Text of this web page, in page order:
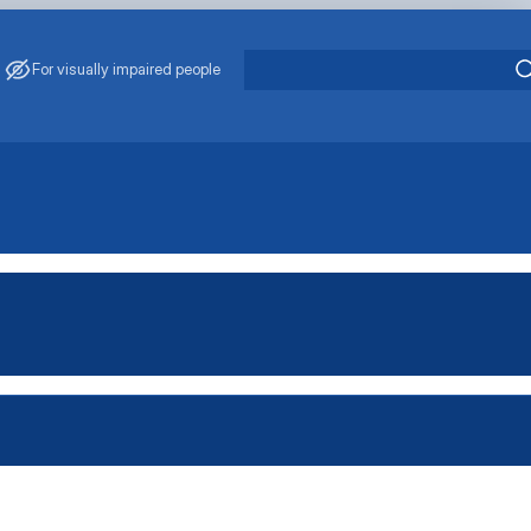
For visually impaired people